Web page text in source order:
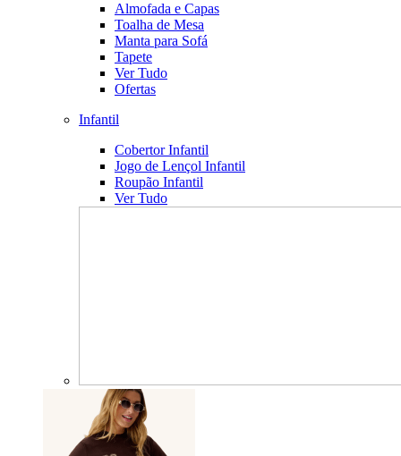
Almofada e Capas
Toalha de Mesa
Manta para Sofá
Tapete
Ver Tudo
Ofertas
Infantil
Cobertor Infantil
Jogo de Lençol Infantil
Roupão Infantil
Ver Tudo